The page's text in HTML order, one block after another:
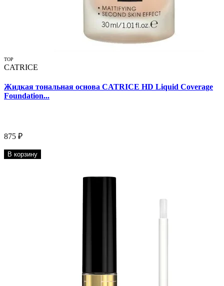
TOP
CATRICE
Жидкая тональная основа CATRICE HD Liquid Coverage
Foundation...
875 ₽
В корзину